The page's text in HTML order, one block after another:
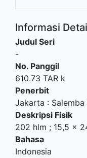
Informasi
Judul Seri
-
No. Panggil
610.73 TAR k
Penerbit
Jakarta :
Deskripsi Fisik
202 hlm ; 15,5 x
Bahasa
Indonesia